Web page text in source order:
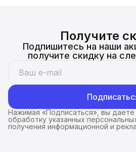
Получите
Подпишитесь на наши
получите скидку на
Нажимая «Подписаться», вы даете
обработку указанных
получения информационной и